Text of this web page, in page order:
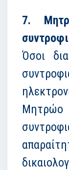
7.
Όσοι